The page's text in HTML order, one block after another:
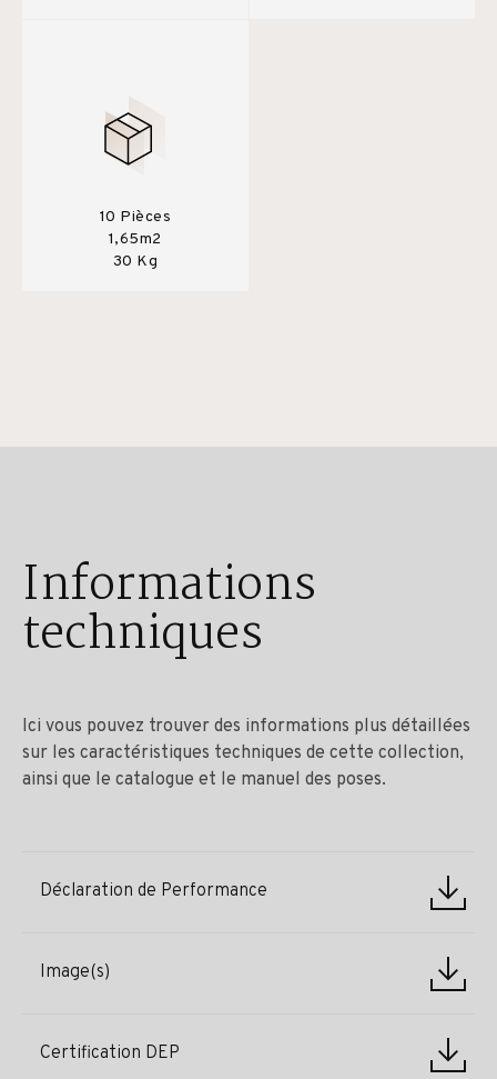
10 Pièces
1,65m2
30 Kg
Informations
techniques
Ici vous pouvez trouver des informations plus détaillées
sur les caractéristiques techniques de cette collection,
ainsi que le catalogue et le manuel des poses.
Déclaration de Performance
Image(s)
Certification DEP